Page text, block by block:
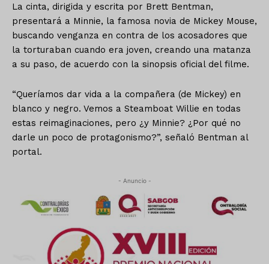
La cinta, dirigida y escrita por Brett Bentman,
presentará a Minnie, la famosa novia de Mickey Mouse,
buscando venganza en contra de los acosadores que
la torturaban cuando era joven, creando una matanza
a su paso, de acuerdo con la sinopsis oficial del filme.
“Queríamos dar vida a la compañera (de Mickey) en
blanco y negro. Vemos a Steamboat Willie en todas
estas reimaginaciones, pero ¿y Minnie? ¿Por qué no
darle un poco de protagonismo?”, señaló Bentman al
portal.
- Anuncio -